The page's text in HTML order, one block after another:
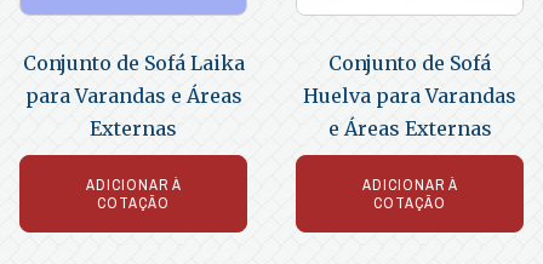
Conjunto de Sofá Laika
para Varandas e Áreas
Externas
ADICIONAR À
COTAÇÃO
Conjunto de Sofá
Huelva para Varandas
e Áreas Externas
ADICIONAR À
COTAÇÃO